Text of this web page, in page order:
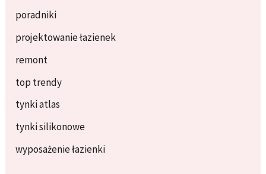
poradniki
projektowanie łazienek
remont
top trendy
tynki atlas
tynki silikonowe
wyposażenie łazienki